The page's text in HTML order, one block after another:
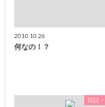
2010.10.26
何なの！？
日記